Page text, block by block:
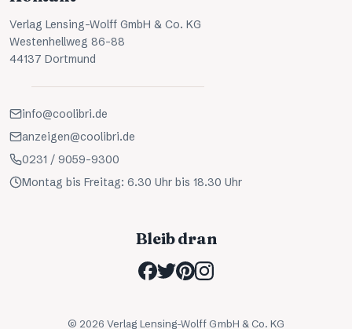
Verlag Lensing-Wolff GmbH & Co. KG
Westenhellweg 86-88
44137 Dortmund
info@coolibri.de
anzeigen@coolibri.de
0231 / 9059-9300
Montag bis Freitag: 6.30 Uhr bis 18.30 Uhr
Bleib dran
© 2026 Verlag Lensing-Wolff GmbH & Co. KG